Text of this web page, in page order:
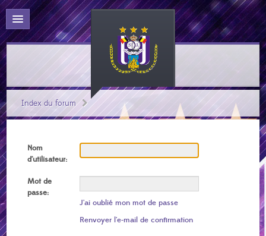
Index du forum
Nom
d’utilisateur:
Mot de
passe:
J’ai oublié mon mot de passe
Renvoyer l’e-mail de confirmation